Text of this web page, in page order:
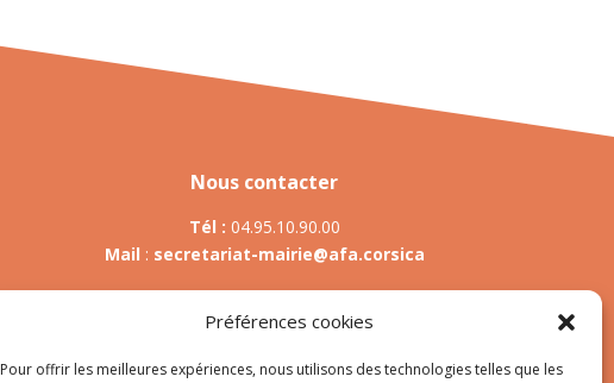
Préférences cookies
Pour offrir les meilleures expériences, nous utilisons des technologies telles que les
Nous contacter
Tél : 04.95.10.90.00
Mail : secretariat-mairie@afa.corsica
785 Strada d’Afà – Merria 20167 Afa